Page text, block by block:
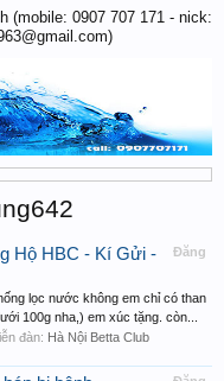
(mobile: 0907 707 171 - nick:
Đăng
Hộ HBC - Kí Gửi -
lọc nước không em chỉ có than
100g nha,) em xúc tặng. còn...
đàn: Hà Nội Betta Club